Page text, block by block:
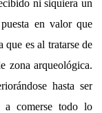
ni siquiera un
en valor que
que es al tratarse de
zona arqueológica.
hasta ser
a comerse todo lo